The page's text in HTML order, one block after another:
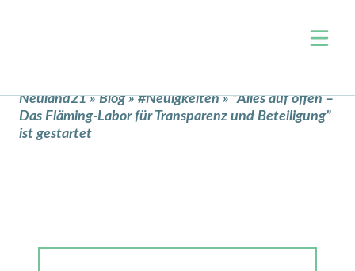
Über uns
Team
Themen
Kontakt
Neuland21 » Blog » #Neuigkeiten » “Alles auf offen –
Das Fläming-Labor für Transparenz und Beteiligung”
ist gestartet